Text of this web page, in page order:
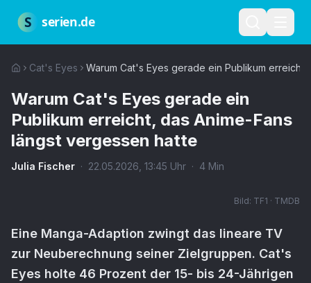
S serien.de
Cat's Eyes Warum Cat's Eyes gerade ein Publikum
Warum Cat's Eyes gerade ein
Publikum erreicht, das Anime-Fans
längst vergessen hatte
Julia Fischer · 22.05.2026 13:45 Uhr · 4 Min
Bild: TF1 · TMDB
Eine Manga-Adaption zwingt das lineare TV
zur Neuberechnung seiner Zielgruppen. Cat's
Eyes holte 46 Prozent der 15- bis 24-Jährigen
Nutzungsbedingungen